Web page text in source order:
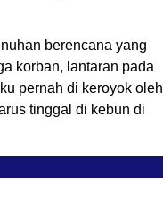
berencana yang
korban, lantaran pada
pernah di keroyok oleh
tinggal di kebun di